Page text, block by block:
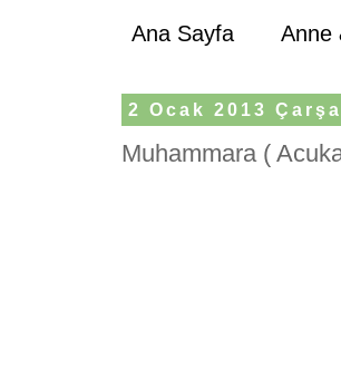
Ana Sayfa Anne
2 Ocak 2013
Muhammara (